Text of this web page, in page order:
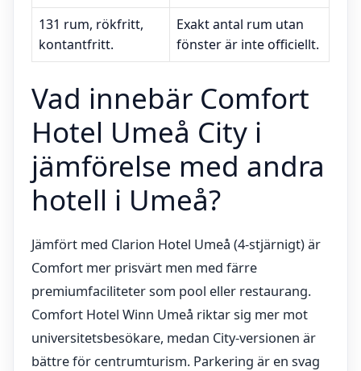
131 rum, rökfritt,
kontantfritt.
Exakt antal rum utan
fönster är inte officiellt.
Vad innebär Comfort
Hotel Umeå City i
jämförelse med andra
hotell i Umeå?
Jämfört med Clarion Hotel Umeå (4-stjärnigt) är
Comfort mer prisvärt men med färre
premiumfaciliteter som pool eller restaurang.
Comfort Hotel Winn Umeå riktar sig mer mot
universitetsbesökare, medan City-versionen är
bättre för centrumturism. Parkering är en svag